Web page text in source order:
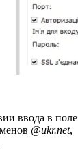
ввода в поле
@ukr.net,